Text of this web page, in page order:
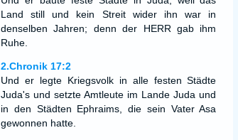
Land still und kein Streit wider ihn war in
denselben Jahren; denn der HERR gab ihm
Ruhe.
2.Chronik 17:2
Und er legte Kriegsvolk in alle festen Städte
Juda's und setzte Amtleute im Lande Juda und
in den Städten Ephraims, die sein Vater Asa
gewonnen hatte.